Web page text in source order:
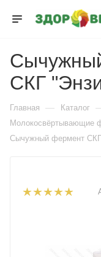
СКГ
Главная — Каталог
Молокосвёртывающие
Сычужный фермент